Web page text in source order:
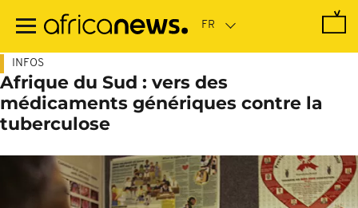
contenu
INFOS
Afrique du Sud : vers des
médicaments génériques contre la
tuberculose